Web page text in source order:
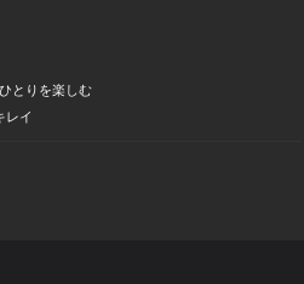
ひとりを楽しむ
レイ